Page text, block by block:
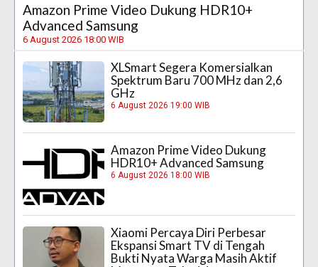
Amazon Prime Video Dukung HDR10+
Advanced Samsung
6 August 2026 18:00 WIB
XLSmart Segera Komersialkan
Spektrum Baru 700 MHz dan 2,6
GHz
6 August 2026 19:00 WIB
Amazon Prime Video Dukung
HDR10+ Advanced Samsung
6 August 2026 18:00 WIB
Xiaomi Percaya Diri Perbesar
Ekspansi Smart TV di Tengah
Bukti Nyata Warga Masih Aktif